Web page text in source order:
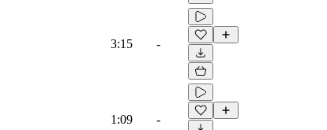
3:15 -
1:09 -